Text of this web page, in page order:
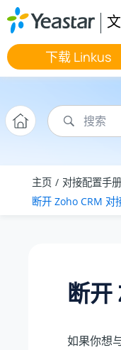
跳转到主要内容
下载 Linkus
主页 对接配置手册
断开 Zoho CRM 对
断开
如果你想